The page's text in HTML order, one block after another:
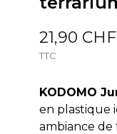
21,90 CHF
TTC
KODOMO
en plastique
ambiance